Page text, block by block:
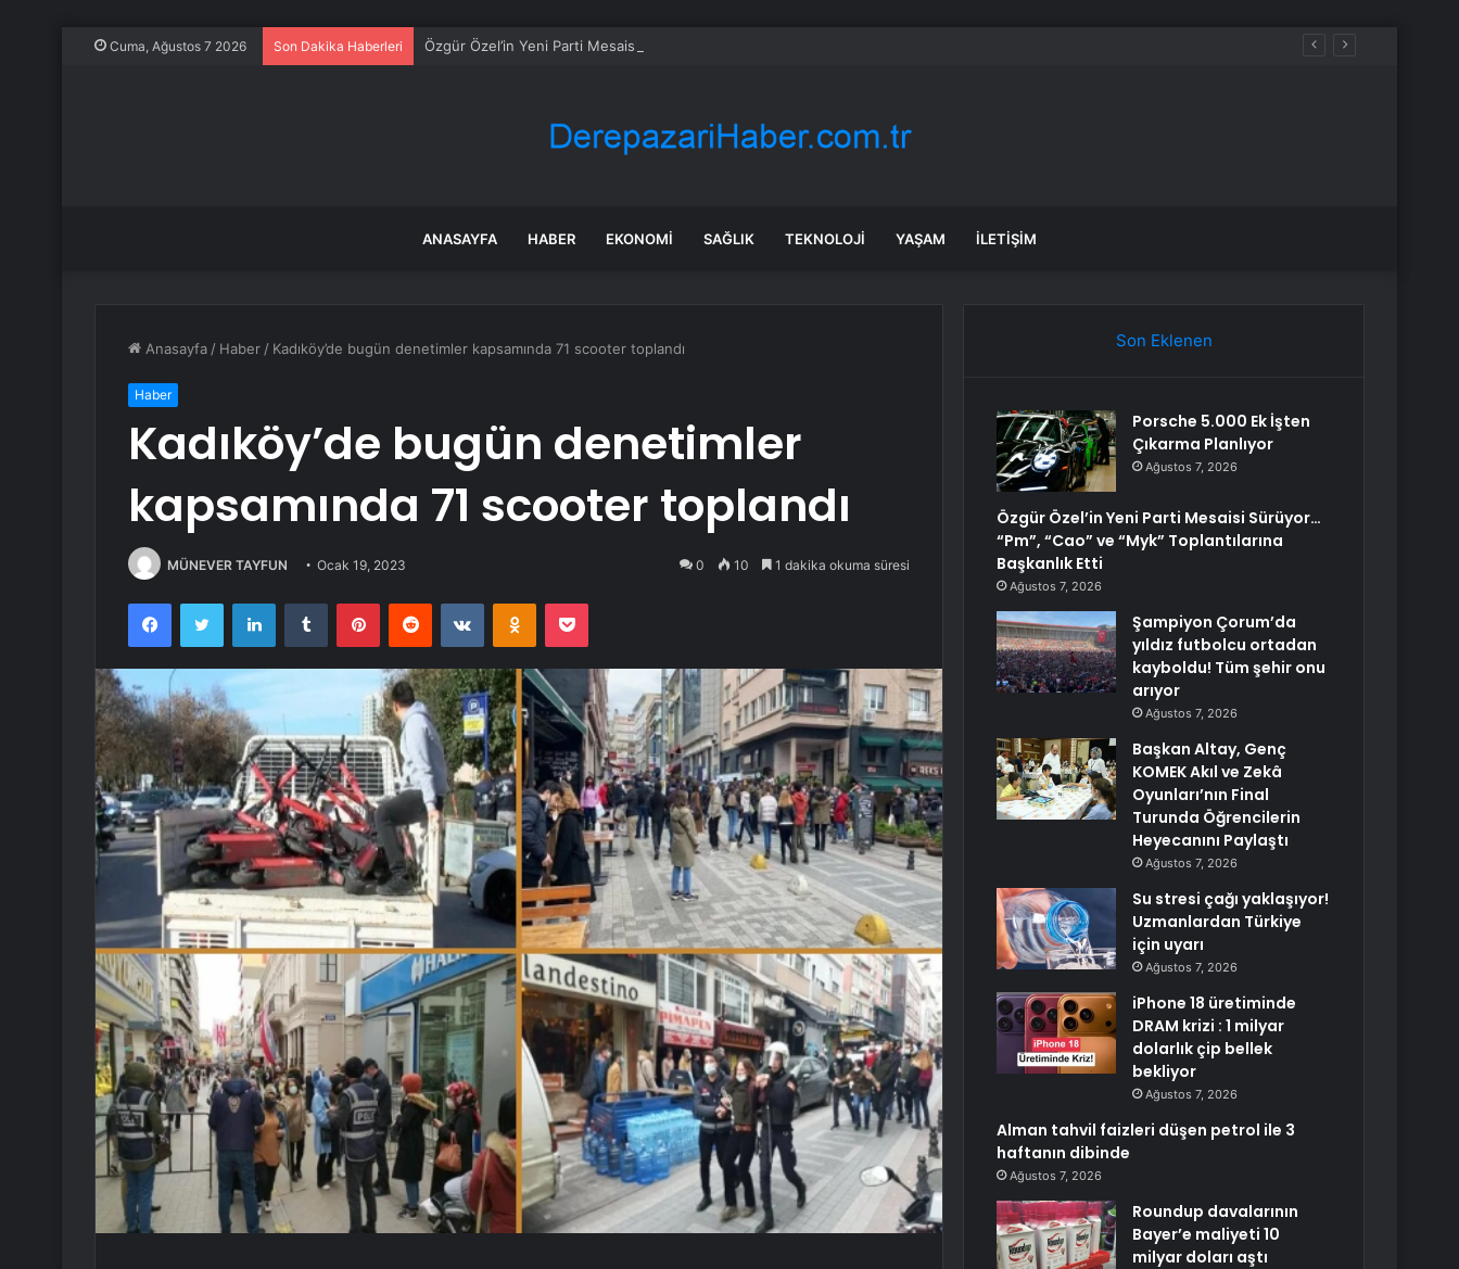
Cuma, Ağustos 7 2026 Son Dakika Haberleri Özgür Özel’in Yeni Parti Mesaisi Sürüyor… “Pm”, “Cao” ve “Myk” Toplantılarına Başkanlık Etti
ANASAYFA HABER EKONOMI SAĞLIK TEKNOLOJI YAŞAM İLETIŞIM
Anasayfa / Haber / Kadıköy’de bugün denetimler kapsamında 71 scooter toplandı
Haber
Kadıköy’de bugün denetimler
kapsamında 71 scooter toplandı
MÜNEVER TAYFUN Ocak 19, 2023 0 10 1 dakika okuma süresi
FacebookTwitter LinkedInTumblr PinterestReddit VKontakteOdnoklassniki
Pocket
Son Eklenen
Porsche 5.000 Ek İşten
Çıkarma Planlıyor
Ağustos 7, 2026
Özgür Özel’in Yeni Parti Mesaisi Sürüyor…
“Pm”, “Cao” ve “Myk” Toplantılarına
Başkanlık Etti
Ağustos 7, 2026
Şampiyon Çorum’da
yıldız futbolcu ortadan
kayboldu! Tüm şehir onu
arıyor
Ağustos 7, 2026
Başkan Altay, Genç
KOMEK Akıl ve Zekâ
Oyunları’nın Final
Turunda Öğrencilerin
Heyecanını Paylaştı
Ağustos 7, 2026
Su stresi çağı yaklaşıyor!
Uzmanlardan Türkiye
için uyarı
Ağustos 7, 2026
iPhone 18 üretiminde
DRAM krizi : 1 milyar
dolarlık çip bellek
bekliyor
Ağustos 7, 2026
Alman tahvil faizleri düşen petrol ile 3
haftanın dibinde
Ağustos 7, 2026
Roundup davalarının
Bayer’e maliyeti 10
milyar doları aştı